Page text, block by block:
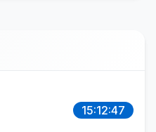
15:12:47